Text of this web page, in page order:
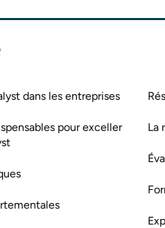
dans les entreprises
pour exceller
La